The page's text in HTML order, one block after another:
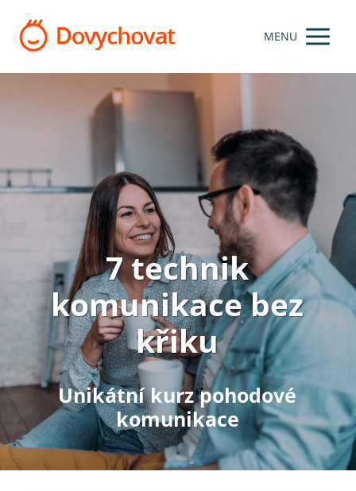
MENU
7 technik
komunikace bez
křiku
Unikátní kurz pohodové
komunikace